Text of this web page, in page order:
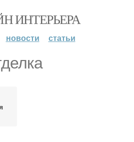
ИНТЕРЬЕРА
новости статьи